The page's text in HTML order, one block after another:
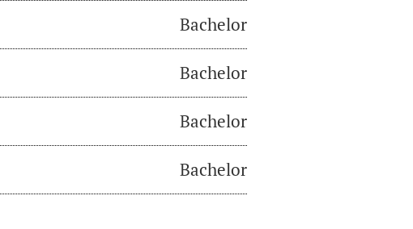
Bachelor
Bachelor
Bachelor
Bachelor